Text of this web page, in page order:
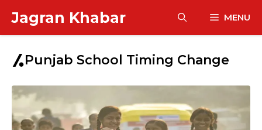
content
Jagran Khabar MENU
Punjab School Timing Change